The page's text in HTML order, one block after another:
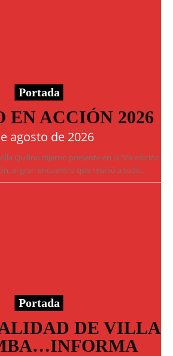
Portada
EN ACCIÓN 2026
agosto de 2026
Quilino dijeron presente en la 5ta edición
el gran encuentro que reunió a todo...
Portada
DE VILLA